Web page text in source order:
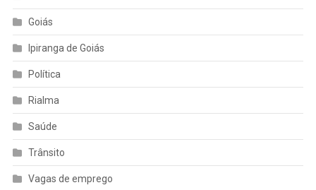
Goiás
Ipiranga de Goiás
Política
Rialma
Saúde
Trânsito
Vagas de emprego